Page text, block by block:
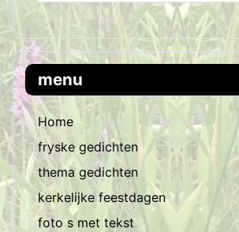
menu
Home
fryske gedichten
thema gedichten
kerkelijke feestdagen
foto s met tekst
Artikelen